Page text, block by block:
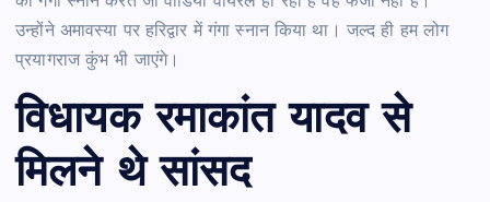
उन्होंने अमावस्या पर हरिद्वार में गंगा स्नान किया था। जल्द ही हम लोग
प्रयागराज कुंभ भी जाएंगे।
विधायक रमाकांत यादव से
मिलने थे सांसद